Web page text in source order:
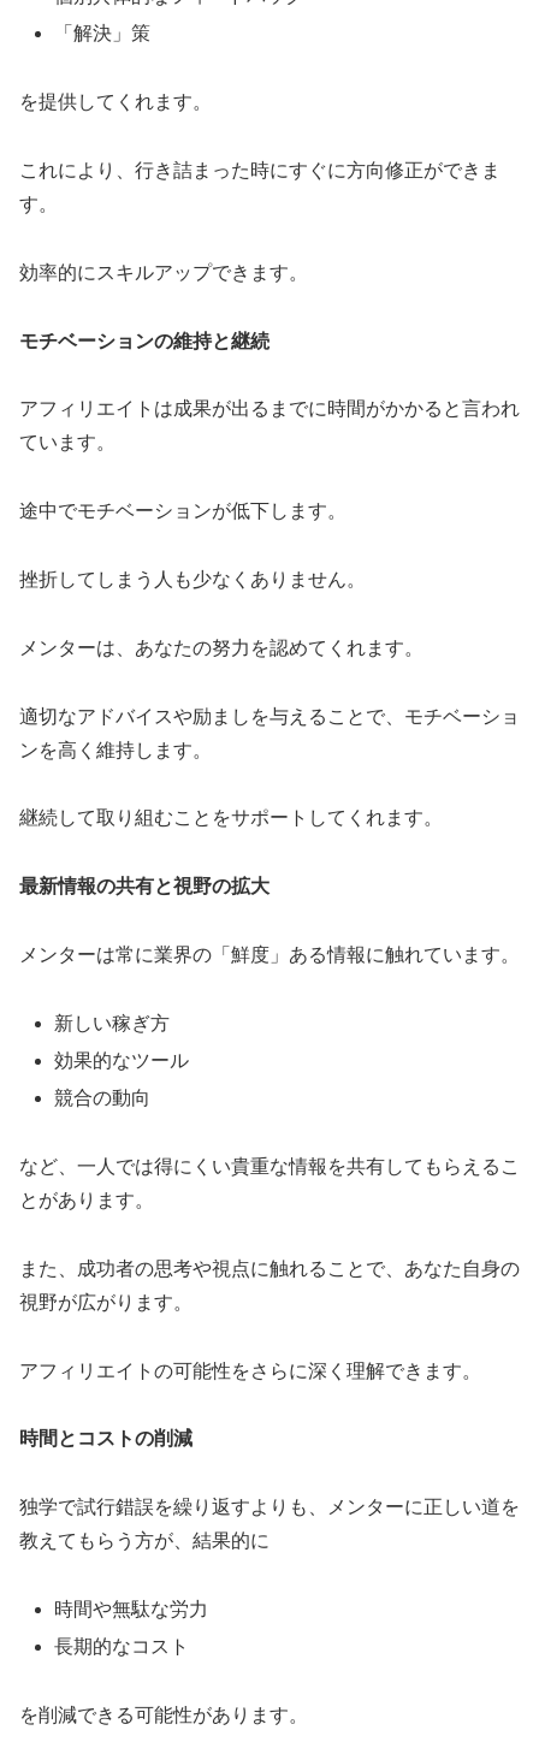
「解決」策
を提供してくれます。
これにより、行き詰まった時にすぐに方向修正ができま
す。
効率的にスキルアップできます。
モチベーションの維持と継続
アフィリエイトは成果が出るまでに時間がかかると言われ
ています。
途中でモチベーションが低下します。
挫折してしまう人も少なくありません。
メンターは、あなたの努力を認めてくれます。
適切なアドバイスや励ましを与えることで、モチベーショ
ンを高く維持します。
継続して取り組むことをサポートしてくれます。
最新情報の共有と視野の拡大
メンターは常に業界の「鮮度」ある情報に触れています。
新しい稼ぎ方
効果的なツール
競合の動向
など、一人では得にくい貴重な情報を共有してもらえるこ
とがあります。
また、成功者の思考や視点に触れることで、あなた自身の
視野が広がります。
アフィリエイトの可能性をさらに深く理解できます。
時間とコストの削減
独学で試行錯誤を繰り返すよりも、メンターに正しい道を
教えてもらう方が、結果的に
時間や無駄な労力
長期的なコスト
を削減できる可能性があります。